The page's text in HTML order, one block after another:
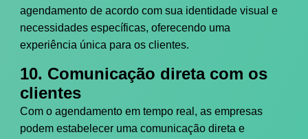
agendamento de acordo com sua identidade visual e
necessidades específicas, oferecendo uma
experiência única para os clientes.
10. Comunicação direta com os
clientes
Com o agendamento em tempo real, as empresas
podem estabelecer uma comunicação direta e